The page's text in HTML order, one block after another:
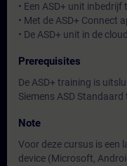
• Een ASD+ unit inbedrijf
• Met de ASD+ Connect
• De ASD+ unit in de
Prerequisites
De ASD+ training is
Siemens ASD
Note
Voor deze cursus is
device (Microsoft,